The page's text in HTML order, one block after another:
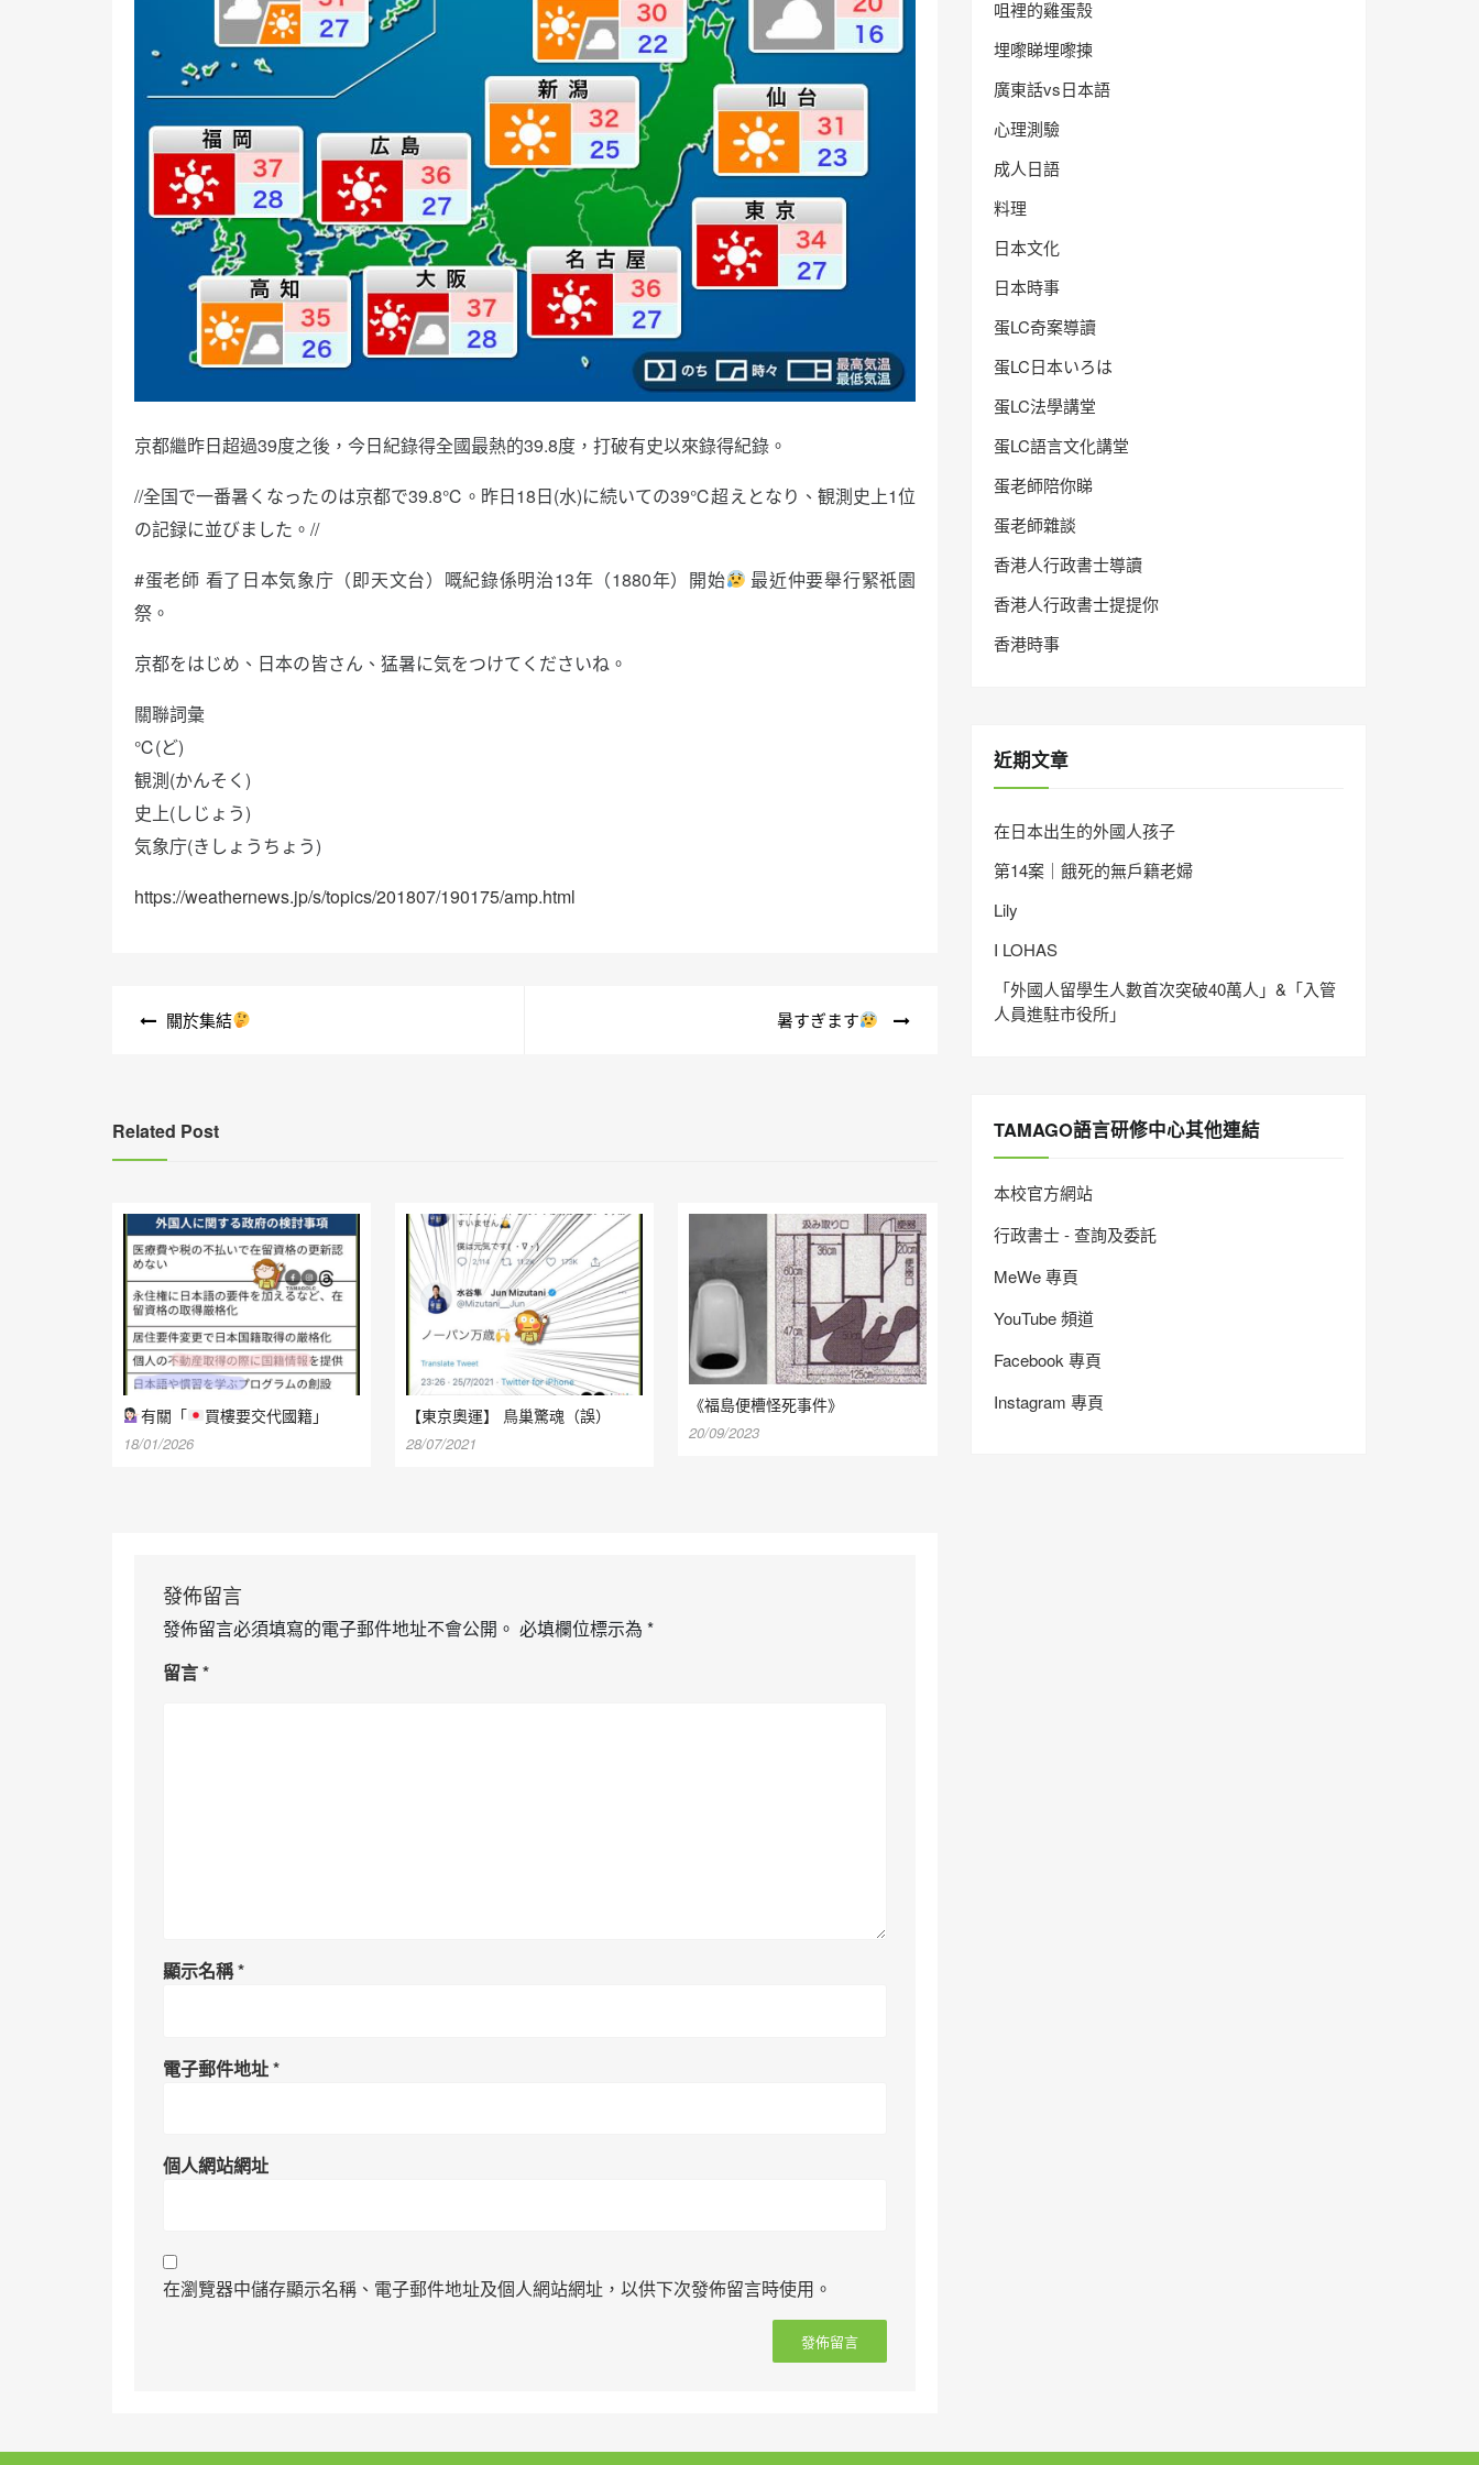
京都繼昨日超過39度之後，今日紀錄得全國最熱的39.8度，打破有史以來錄得紀錄。
//全国で一番暑くなったのは京都で39.8℃。昨日18日(水)に続いての39℃超えとなり、観測史上1位
の記録に並びました。//
#蛋老師 看了日本気象庁（即天文台）嘅紀錄係明治13年（1880年）開始
最近仲要舉行緊祇園
祭。
京都をはじめ、日本の皆さん、猛暑に気をつけてくださいね。
關聯詞彙
℃(ど)
観測(かんそく)
史上(しじょう)
気象庁(きしょうちょう)
https://weathernews.jp/s/topics/201807/190175/amp.html
關於集結 暑すぎます
Related Post
有關「 買樓要交代國籍」
18/01/2026
【東京奧運】 鳥巢驚魂（誤）
28/07/2021
《福島便槽怪死事件》
20/09/2023
發佈留言
發佈留言必須填寫的電子郵件地址不會公開。 必填欄位標示為 *
留言*
顯示名稱*
電子郵件地址*
個人網站網址
在瀏覽器中儲存顯示名稱、電子郵件地址及個人網站網址，以供下次發佈留言時使用。
咀裡的雞蛋殼
埋嚟睇埋嚟揀
廣東話vs日本語
心理測驗
成人日語
料理
日本文化
日本時事
蛋LC奇案導讀
蛋LC日本いろは
蛋LC法學講堂
蛋LC語言文化講堂
蛋老師陪你睇
蛋老師雜談
香港人行政書士導讀
香港人行政書士提提你
香港時事
近期文章
在日本出生的外國人孩子
第14案｜餓死的無戶籍老婦
Lily
I LOHAS
「外國人留學生人數首次突破40萬人」&「入管
人員進駐市役所」
TAMAGO語言研修中心其他連結
本校官方網站
行政書士 - 查詢及委託
MeWe 專頁
YouTube 頻道
Facebook 專頁
Instagram 專頁